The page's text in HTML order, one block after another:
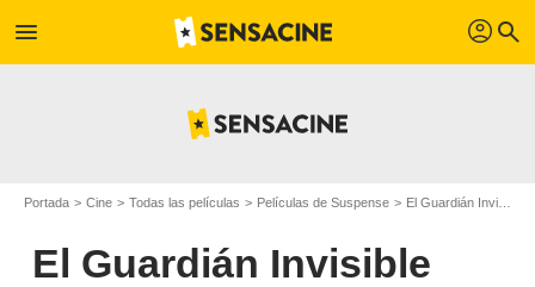
menu profil search
Portada Cine Todas las películas Películas de Suspense El Guardián Invisible
El Guardián Invisible